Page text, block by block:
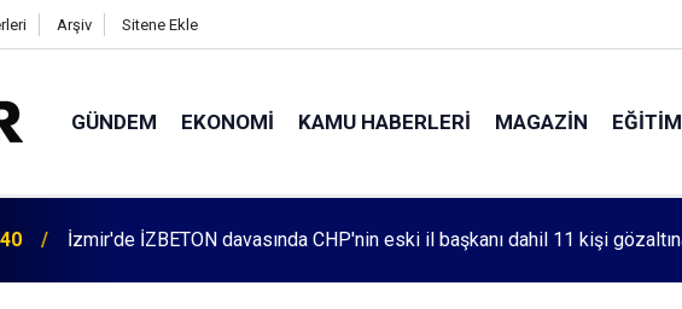
Arşiv Sitene Ekle
GÜNDEM EKONOMI KAMU HABERLERI MAGAZIN EĞITIM
Cumartesi anneleri 1083. haftada Mehmet Özdemir için adalet aradı